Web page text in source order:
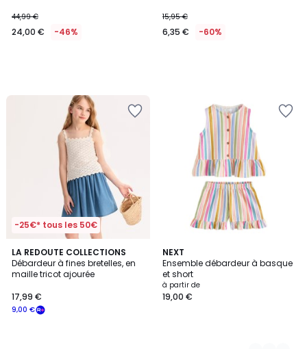
44,99 €
24,00 € -46%
15,95 €
6,35 € -60%
-25€* tous les 50€
LA REDOUTE COLLECTIONS
Débardeur à fines bretelles, en
maille tricot ajourée
9,00 €
17,99 €
NEXT
Ensemble débardeur à basque
et short
à partir de
19,00 €
3
Couleurs